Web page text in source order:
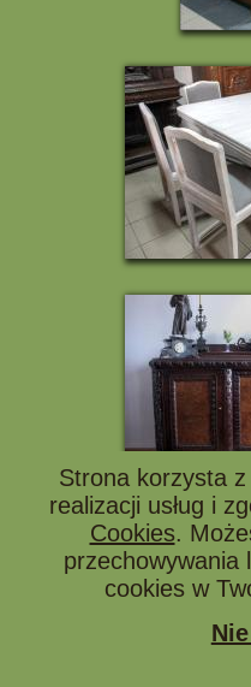
Strona korzysta
realizacji usług i
Cookies.
przechowywania
cookies w